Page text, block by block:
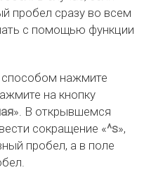
пробел сразу во всем
с помощью функции
нажмите
на кнопку
». В открывшемся
сокращение «^s»,
пробел, а в поле